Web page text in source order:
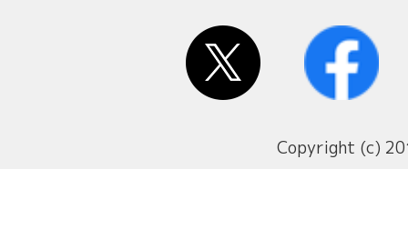
Copyright (c)